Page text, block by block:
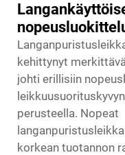
kehittynyt
johti erillisiin
perusteella. Nopeat
korkean tuotannon